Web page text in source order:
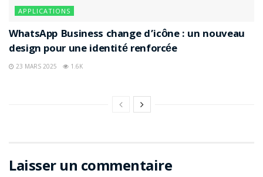
APPLICATIONS
WhatsApp Business change d’icône : un nouveau
design pour une identité renforcée
23 MARS 2025 1.6K
Laisser un commentaire